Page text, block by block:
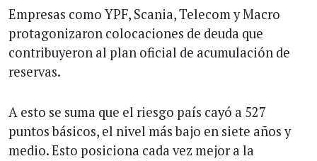
Empresas como YPF, Scania, Telecom y Macro
protagonizaron colocaciones de deuda que
contribuyeron al plan oficial de acumulación de
reservas.
A esto se suma que el riesgo país cayó a 527
puntos básicos, el nivel más bajo en siete años y
medio. Esto posiciona cada vez mejor a la